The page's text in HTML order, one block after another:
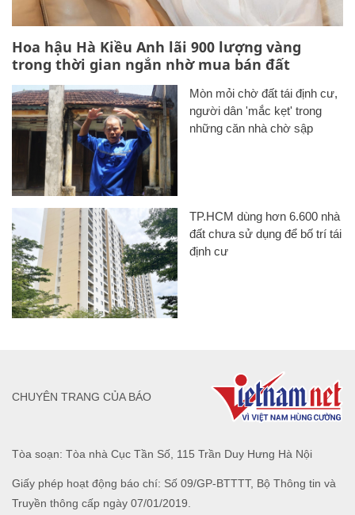
Hoa hậu Hà Kiều Anh lãi 900 lượng vàng
trong thời gian ngắn nhờ mua bán đất
Mòn mỏi chờ đất tái định cư,
người dân 'mắc kẹt' trong
những căn nhà chờ sập
TP.HCM dùng hơn 6.600 nhà
đất chưa sử dụng để bố trí tái
định cư
Tòa soạn: Tòa nhà Cục Tần Số, 115 Trần Duy Hưng Hà Nội
Giấy phép hoạt động báo chí: Số 09/GP-BTTTT, Bộ Thông tin và
Truyền thông cấp ngày 07/01/2019.
CHUYÊN TRANG CỦA BÁO